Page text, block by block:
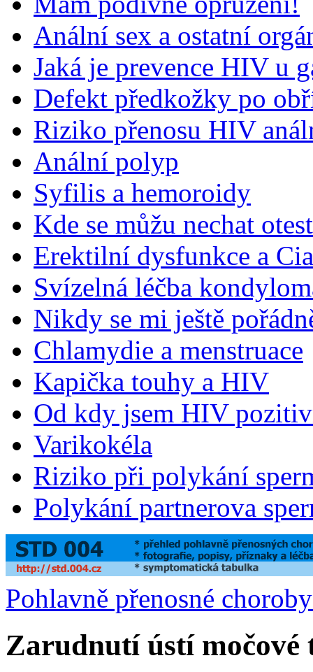
Anální sex a ostatní
Jaká je prevence HIV u
Defekt předkožky po
Riziko přenosu HIV
Anální polyp
Syfilis a hemoroidy
Kde se můžu nechat
Erektilní dysfunkce a
Svízelná léčba
Nikdy se mi ještě
Chlamydie a menstruace
Kapička touhy a HIV
Od kdy jsem HIV
Varikokéla
Riziko při polykání
Polykání partnerova
Pohlavně přenosné
Zarudnutí ústí močové